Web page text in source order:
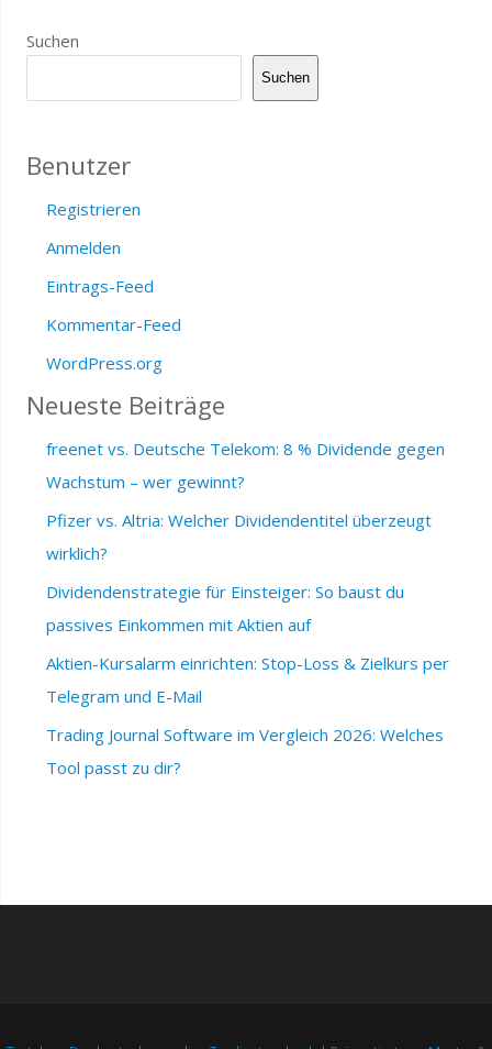
Suchen
Suchen
Benutzer
Registrieren
Anmelden
Eintrags-Feed
Kommentar-Feed
WordPress.org
Neueste Beiträge
freenet vs. Deutsche Telekom: 8 % Dividende gegen
Wachstum – wer gewinnt?
Pfizer vs. Altria: Welcher Dividendentitel überzeugt
wirklich?
Dividendenstrategie für Einsteiger: So baust du
passives Einkommen mit Aktien auf
Aktien-Kursalarm einrichten: Stop-Loss & Zielkurs per
Telegram und E-Mail
Trading Journal Software im Vergleich 2026: Welches
Tool passt zu dir?